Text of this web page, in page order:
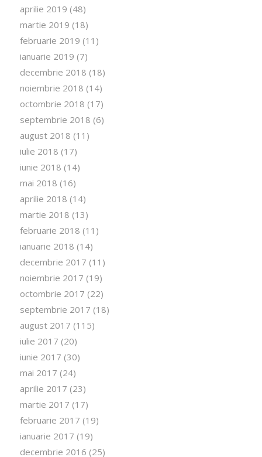
aprilie 2019 (48)
martie 2019 (18)
februarie 2019 (11)
ianuarie 2019 (7)
decembrie 2018 (18)
noiembrie 2018 (14)
octombrie 2018 (17)
septembrie 2018 (6)
august 2018 (11)
iulie 2018 (17)
iunie 2018 (14)
mai 2018 (16)
aprilie 2018 (14)
martie 2018 (13)
februarie 2018 (11)
ianuarie 2018 (14)
decembrie 2017 (11)
noiembrie 2017 (19)
octombrie 2017 (22)
septembrie 2017 (18)
august 2017 (115)
iulie 2017 (20)
iunie 2017 (30)
mai 2017 (24)
aprilie 2017 (23)
martie 2017 (17)
februarie 2017 (19)
ianuarie 2017 (19)
decembrie 2016 (25)